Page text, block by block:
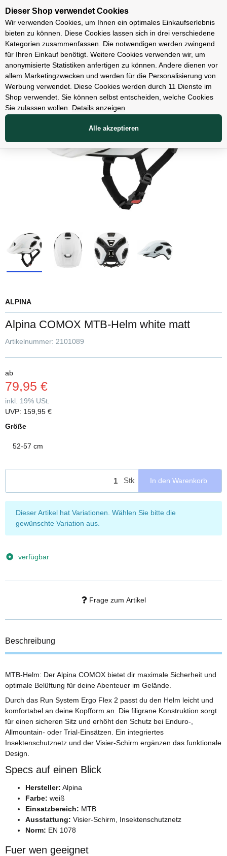
Unsere Filialen
Bekleidung
ALPINA
Alpina COMOX MTB-Helm white matt
Artikelnummer: 2101089
ab
79,95 €
inkl. 19% USt.
UVP: 159,95 €
Größe
52-57 cm
Stk In den Warenkorb
x
Dieser Artikel hat Variationen. Wählen Sie bitte die
gewünschte Variation aus.
verfügbar
Frage zum Artikel
Beschreibung
MTB-Helm: Der Alpina COMOX bietet dir maximale Sicherheit und
optimale Belüftung für deine Abenteuer im Gelände.
Durch das Run System Ergo Flex 2 passt du den Helm leicht und
komfortabel an deine Kopfform an. Die filigrane Konstruktion sorgt
für einen sicheren Sitz und erhöht den Schutz bei Enduro-,
Allmountain- oder Trial-Einsätzen. Ein integriertes
Insektenschutznetz und der Visier-Schirm ergänzen das funktionale
Design.
Specs auf einen Blick
Hersteller: Alpina
Farbe: weiß
Einsatzbereich: MTB
Ausstattung: Visier-Schirm, Insektenschutznetz
Norm: EN 1078
Fuer wen geeignet
Dieser Shop verwendet Cookies
Wir verwenden Cookies, um Ihnen ein optimales Einkaufserlebnis
bieten zu können. Diese Cookies lassen sich in drei verschiedene
Kategorien zusammenfassen. Die notwendigen werden zwingend
für Ihren Einkauf benötigt. Weitere Cookies verwenden wir, um
anonymisierte Statistiken anfertigen zu können. Andere dienen vor
allem Marketingzwecken und werden für die Personalisierung von
Werbung verwendet. Diese Cookies werden durch 11 Dienste im
Shop verwendet. Sie können selbst entscheiden, welche Cookies
Sie zulassen wollen.
Details anzeigen
Alle akzeptieren